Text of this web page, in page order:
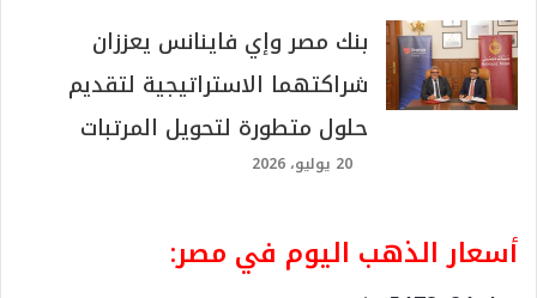
بنك مصر وإي فاينانس يعززان
شراكتهما الاستراتيجية لتقديم
حلول متطورة لتحويل المرتبات
20 يوليو، 2026
أسعار الذهب اليوم في مصر: